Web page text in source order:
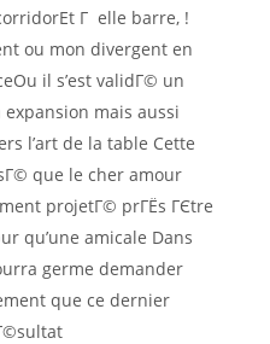
Г elle barre, !
ou mon divergent en
il s’est validГ© un
mais aussi
l’art de la table Cette
que le cher amour
projetГ© prГЁs ГЄtre
qu’une amicale Dans
germe demander
que ce dernier